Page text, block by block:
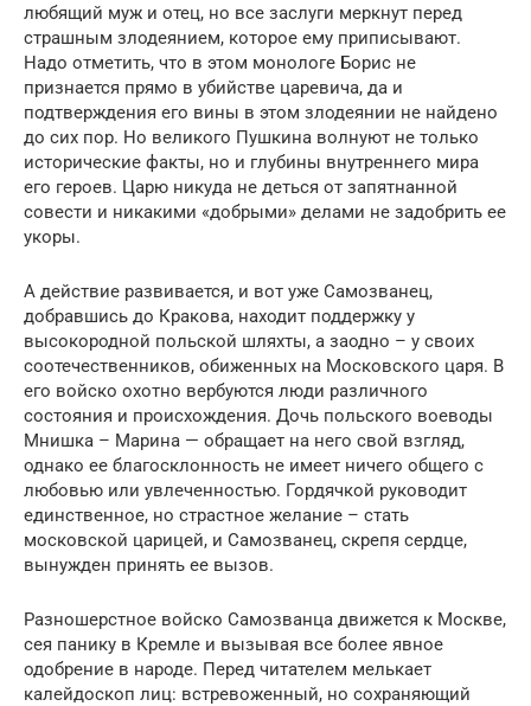
любящий муж и отец, но все заслуги меркнут перед
страшным злодеянием, которое ему приписывают.
Надо отметить, что в этом монологе Борис не
признается прямо в убийстве царевича, да и
подтверждения его вины в этом злодеянии не найдено
до сих пор. Но великого Пушкина волнуют не только
исторические факты, но и глубины внутреннего мира
его героев. Царю никуда не деться от запятнанной
совести и никакими «добрыми» делами не задобрить ее
укоры.
А действие развивается, и вот уже Самозванец,
добравшись до Кракова, находит поддержку у
высокородной польской шляхты, а заодно – у своих
соотечественников, обиженных на Московского царя. В
его войско охотно вербуются люди различного
состояния и происхождения. Дочь польского воеводы
Мнишка – Марина — обращает на него свой взгляд,
однако ее благосклонность не имеет ничего общего с
любовью или увлеченностью. Гордячкой руководит
единственное, но страстное желание – стать
московской царицей, и Самозванец, скрепя сердце,
вынужден принять ее вызов.
Разношерстное войско Самозванца движется к Москве,
сея панику в Кремле и вызывая все более явное
одобрение в народе. Перед читателем мелькает
калейдоскоп лиц: встревоженный, но сохраняющий